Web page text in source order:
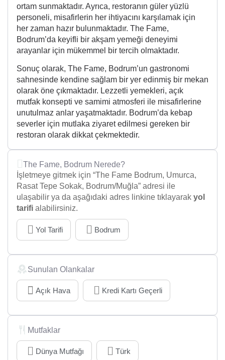
ortam sunmaktadır. Ayrıca, restoranın güler yüzlü
personeli, misafirlerin her ihtiyacını karşılamak için
her zaman hazır bulunmaktadır. The Fame,
Bodrum’da keyifli bir akşam yemeği deneyimi
arayanlar için mükemmel bir tercih olmaktadır.
Sonuç olarak, The Fame, Bodrum’un gastronomi
sahnesinde kendine sağlam bir yer edinmiş bir mekan
olarak öne çıkmaktadır. Lezzetli yemekleri, açık
mutfak konsepti ve samimi atmosferi ile misafirlerine
unutulmaz anlar yaşatmaktadır. Bodrum’da kebap
severler için mutlaka ziyaret edilmesi gereken bir
restoran olarak dikkat çekmektedir.
The Fame, Bodrum Nerede?
İşletmeye gitmek için “The Fame Bodrum, Umurca,
Rasat Tepe Sokak, Bodrum/Muğla” adresi ile
ulaşabilir ya da aşağıdaki adres linkine tıklayarak yol
tarifi alabilirsiniz.
Yol Tarifi Bodrum
Sunulan Olankalar
Açık Hava Kredi Kartı Geçerli
Mutfaklar
Dünya Mutfağı Türk